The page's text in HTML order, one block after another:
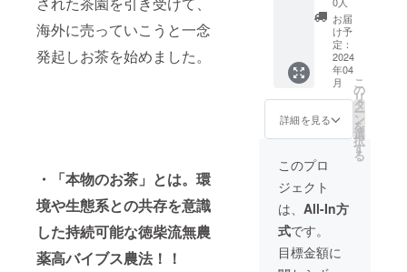
海外に売っていこうと一念
発起しお茶を始めました。
・「本物のお茶」とは。環
境や生態系との共存を意識
した持続可能な徳柴流無農
薬高バイブス農法！！
冷暗所
にて/保
存方
法 福
岡県八
女市黒
木町笠
地
4月/賞
味期
限 袋
の封を
して、
冷暗所
にて/保
存方
女市黒
原/原産
地 ・有
機和紅
茶/名
称 有
機茶葉/
届けい
たしま
す。
セット
内容
（各４
個ず
つ） ・
称 よ
もぎ/原
料
15g/内
容量
2025年
4月/賞
味期
くさん
飲みた
い方、
たくさ
んの人
にプレ
ゼント
したい
方にオ
ススメ
です。
徳柴農
園の販
売サイ
トで何
回でも
使える
50％OF
を心を
込めて
一本一
本手作
りで作
ります
ので、
この世
に２つ
とない
あなた
だけの
オリジ
ナルの
灯籠を
作りま
す。 徳
柴農園
ド茶を
作りま
せん
か？？
1a(100
㎡)の茶
の木の
オー
ナー券
です。
土地の
権利書
はつけ
られま
せん
が、独
自の
オー
お届
け予
定：
2024
年04
月
詳細を見る
こ
の
リ
タ
ー
ン
を
選
択
す
る
このプロ
ジェクト
は、 All-In方
式です。
目標金額に